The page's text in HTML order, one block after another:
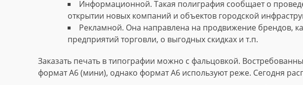
Информационной. Такая полиграфия сообщает о
открытии новых компаний и объектов городской
Рекламной. Она направлена на продвижение брендов,
предприятий торговли, о выгодных скидках и т.п.
Заказать печать в типографии можно с фальцовкой.
формат А6 (мини), однако формат А6 используют реже. Сегодня